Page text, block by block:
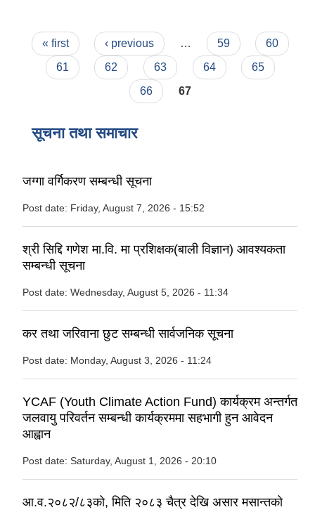
Pages
« first ‹ previous … 59
60
61
62 63 64
65
66
67
सूचना तथा समाचार
जग्गा वर्गिकरण सम्बन्धी सूचना
Post date: Friday, August 7, 2026 - 15:52
श्री सिद्दि गणेश मा.वि. मा प्रशिक्षक(बाली विज्ञान) आवश्यकता
सम्बन्धी सूचना
Post date: Wednesday, August 5, 2026 - 11:34
कर तथा जरिवाना छुट सम्बन्धी सार्वजनिक सूचना
Post date: Monday, August 3, 2026 - 11:24
YCAF (Youth Climate Action Fund) कार्यक्रम अन्तर्गत
जलवायु परिवर्तन सम्बन्धी कार्यक्रममा सहभागी हुन आवेदन
आह्वान
Post date: Saturday, August 1, 2026 - 20:10
आ.व.२०८२/८३को, मिति २०८३ चैत्र देखि असार मसान्तको